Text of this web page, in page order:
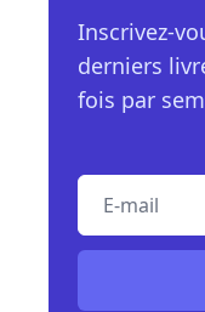
Inscrivez-
derniers
fois par
E-mail